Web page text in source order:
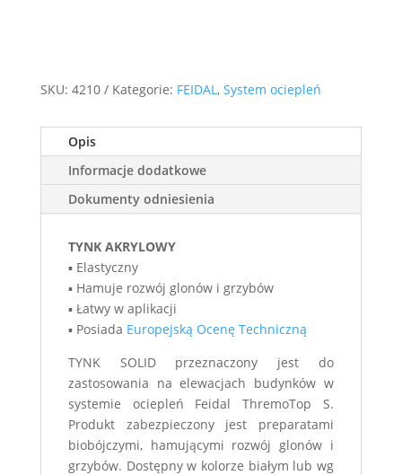
SKU: 4210 Kategorie: FEIDAL , System ociepleń
Opis
Informacje dodatkowe
Dokumenty odniesienia
TYNK AKRYLOWY
▪ Elastyczny
▪ Hamuje rozwój glonów i grzybów
▪ Łatwy w aplikacji
▪ Posiada Europejską Ocenę Techniczną
TYNK SOLID przeznaczony jest do
zastosowania na elewacjach budynków w
systemie ociepleń Feidal ThremoTop S.
Produkt zabezpieczony jest preparatami
biobójczymi, hamującymi rozwój glonów i
grzybów. Dostępny w kolorze białym lub wg